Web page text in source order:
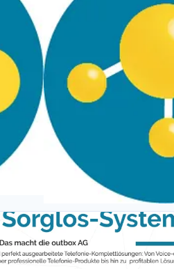
outbox AG